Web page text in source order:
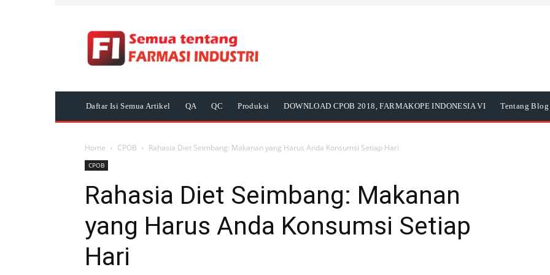
Daftar Isi Semua Artikel QA QC Produksi DOWNLOAD CPOB 2018, FARMAKOPE INDONESIA VI Tentang
Home CPOB Rahasia Diet Seimbang: Makanan yang Harus Anda Konsumsi Setiap Hari
CPOB
Rahasia Diet Seimbang: Makanan
yang Harus Anda Konsumsi Setiap
Hari